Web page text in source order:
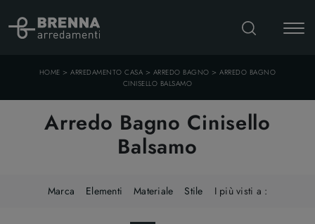
HOME >ARREDAMENTO CASA > ARREDO BAGNO >ARREDO BAGNO
CINISELLO BALSAMO
Arredo Bagno Cinisello
Balsamo
Marca Elementi Materiale Stile I più visti a :